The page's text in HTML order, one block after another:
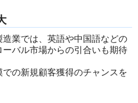
業では、英語や中国語などの
バル市場からの引合いも期待
の新規顧客獲得のチャンスを